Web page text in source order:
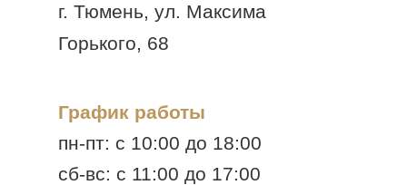
г. Тюмень, ул. Максима
Горького, 68
График работы
пн-пт: с 10:00 до 18:00
сб-вс: с 11:00 до 17:00